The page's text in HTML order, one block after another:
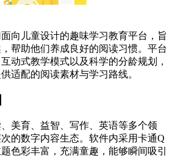
向儿童设计的趣味学习教育平台，旨
帮助他们养成良好的阅读习惯。平台
动式教学模式以及科学的分龄规划，
适配的阅读素材与学习路线。
美育、益智、写作、英语等多个领
的数字内容生态。软件内采用卡通Q
色彩丰富，充满童趣，能够瞬间吸引